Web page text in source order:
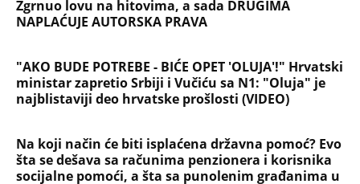
Zgrnuo lovu na hitovima, a sada DRUGIMA
NAPLAĆUJE AUTORSKA PRAVA
"AKO BUDE POTREBE - BIĆE OPET 'OLUJA'!" Hrvatski
ministar zapretio Srbiji i Vučiću sa N1: "Oluja" je
najblistaviji deo hrvatske prošlosti (VIDEO)
Na koji način će biti isplaćena državna pomoć? Evo
šta se dešava sa računima penzionera i korisnika
socijalne pomoći, a šta sa punolenim građanima u